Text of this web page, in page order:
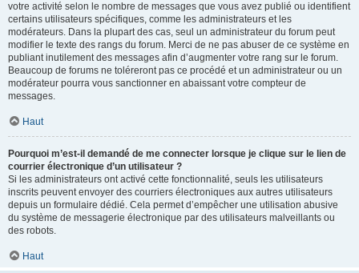
votre activité selon le nombre de messages que vous avez publié ou identifient
certains utilisateurs spécifiques, comme les administrateurs et les
modérateurs. Dans la plupart des cas, seul un administrateur du forum peut
modifier le texte des rangs du forum. Merci de ne pas abuser de ce système en
publiant inutilement des messages afin d’augmenter votre rang sur le forum.
Beaucoup de forums ne toléreront pas ce procédé et un administrateur ou un
modérateur pourra vous sanctionner en abaissant votre compteur de
messages.
Haut
Pourquoi m’est-il demandé de me connecter lorsque je clique sur le lien de
courrier électronique d’un utilisateur ?
Si les administrateurs ont activé cette fonctionnalité, seuls les utilisateurs
inscrits peuvent envoyer des courriers électroniques aux autres utilisateurs
depuis un formulaire dédié. Cela permet d’empêcher une utilisation abusive
du système de messagerie électronique par des utilisateurs malveillants ou
des robots.
Haut